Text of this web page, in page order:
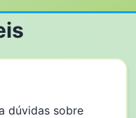
dúvidas sobre